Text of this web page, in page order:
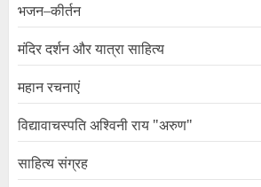
भजन–कीर्तन
मंदिर दर्शन और यात्रा साहित्य
महान रचनाएं
विद्यावाचस्पति अश्विनी राय "अरुण"
साहित्य संग्रह